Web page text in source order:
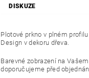
DISKUZE
Plotové prkno v plném
Design v dekoru dřeva.
Barevné zobrazení na
doporučujeme před